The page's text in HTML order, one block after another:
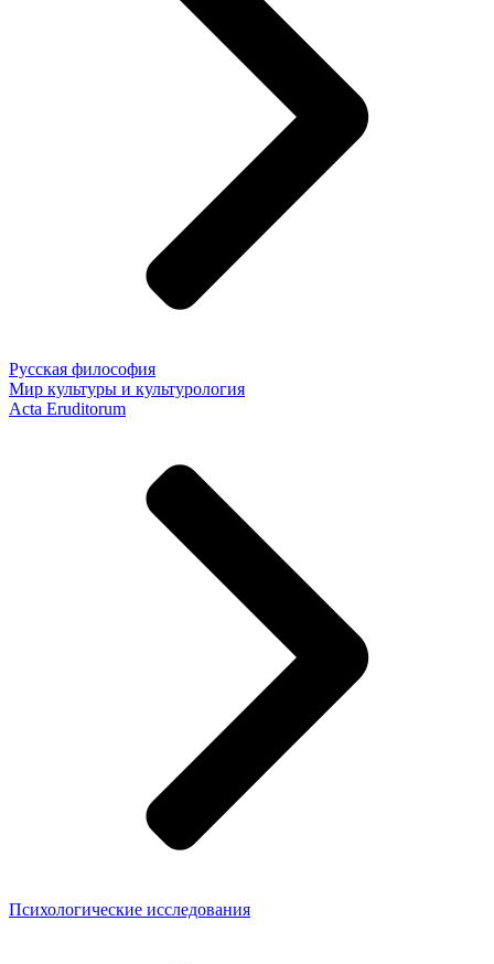
Русская философия
Мир культуры и культурология
Acta Eruditorum
Психологические исследования